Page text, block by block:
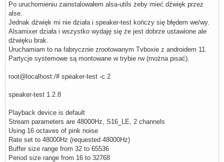
Po uruchomieniu zainstalowałem alsa-utils żeby mieć dźwięk przez
alse.
Jednak dźwięk mi nie działa i speaker-test kończy się błędem we/wy.
Alsamixer działa i wszystko wydaję się że jest dobrze ustawione ale
dźwięku brak.
Uruchamiam to na fabrycznie zrootowanym Tvboxie z androidem 11.
Partycje systemowe są montowane w trybie rw (można pisać).
root@localhost:/# speaker-test -c 2
speaker-test 1.2.8
Playback device is default
Stream parameters are 48000Hz, S16_LE, 2 channels
Using 16 octaves of pink noise
Rate set to 48000Hz (requested 48000Hz)
Buffer size range from 32 to 65536
Period size range from 16 to 32768